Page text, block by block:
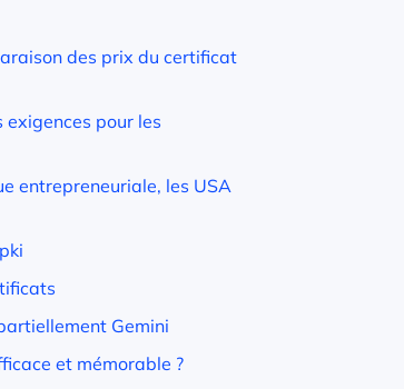
des prix du certificat
exigences pour les
entrepreneuriale, les USA
Gemini
et mémorable ?